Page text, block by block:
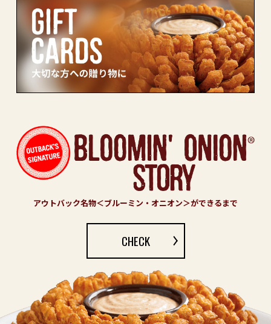
アウトバック名物＜ブルーミン・オニオン＞ができるまで
CHECK